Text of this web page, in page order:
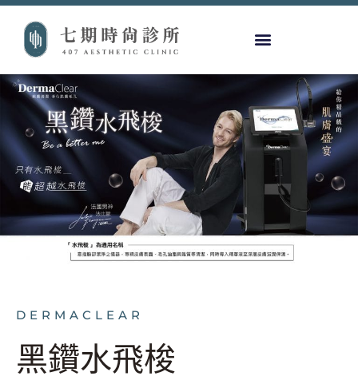
DERMACLEAR
黑鑽水飛梭